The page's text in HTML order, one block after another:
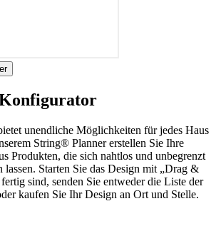
unendliche Möglichkeiten für jedes Haus
String® Planner erstellen Sie Ihre
Produkten, die sich nahtlos und unbegrenzt
lassen. Starten Sie das Design mit „Drag &
sind, senden Sie entweder die Liste der
kaufen Sie Ihr Design an Ort und Stelle.